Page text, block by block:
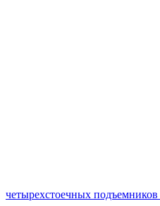
четырехстоечных подъемников